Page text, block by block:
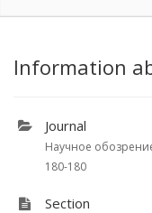
Information
Journal
Научное
180-180
Section